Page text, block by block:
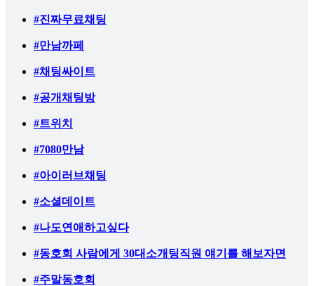
#진짜무료채팅
#만남까페
#채팅싸이트
#공개채팅방
#트위치
#7080만남
#아이러브채팅
#소셜데이트
#나도연애하고싶다
#동호회 사람에게 30대소개팅직원 얘기를 해보자면
#주말동호회